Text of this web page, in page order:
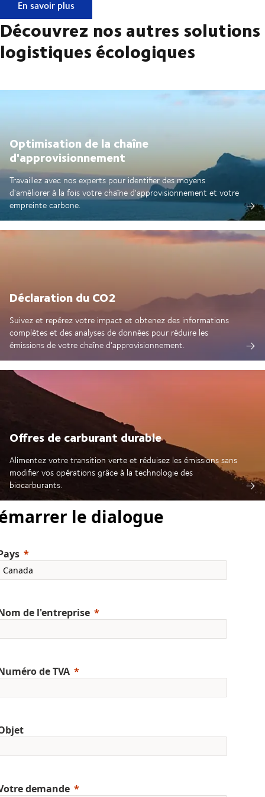
Conçu pour réduire les émissions
En savoir plus
Découvrez nos autres solutions
logistiques écologiques
Optimisation de la chaîne
d'approvisionnement
Travaillez avec nos experts pour identifier des moyens
d'améliorer à la fois votre chaîne d'approvisionnement et votre
empreinte carbone.
Déclaration du CO2
Suivez et repérez votre impact et obtenez des informations
complètes et des analyses de données pour réduire les
émissions de votre chaîne d'approvisionnement.
Offres de carburant durable
Alimentez votre transition verte et réduisez les émissions sans
modifier vos opérations grâce à la technologie des
biocarburants.
le dialogue
de l'entreprise
de TVA
demande